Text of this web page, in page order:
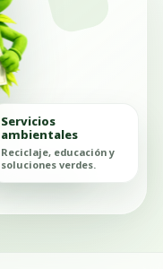
Servicios
ambientales
Reciclaje, educación y
soluciones verdes.